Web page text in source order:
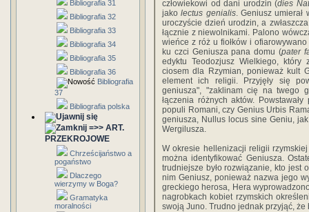
Bibliografia 31
Bibliografia 32
Bibliografia 33
Bibliografia 34
Bibliografia 35
Bibliografia 36
Bibliografia
37
Bibliografia polska
=>> ART.
PRZEKROJOWE
Chrześcijaństwo a
pogaństwo
Dlaczego
wierzymy w Boga?
Gramatyka
moralności
człowiekowi od dani urodzin (dies
jakolectus genialis. Geniusz umierał
uroczyście dzień urodzin, a
łącznie z niewolnikami. Palono
wieńce z róż u fiołków i
ku czci Geniusza pana domu (pater
edyktu Teodozjusz Wielkiego, który
ciosem dla Rzymian, ponieważ kult
element ich religii. Przyjęły się
geniusza", "zaklinam cię na twego
łączenia różnych aktów.
populi Romani, czy Genius Urbis
geniusza, Nullus locus sine Geniu,
Wergilusza.
W okresie hellenizacji religii
można identyfikować Geniusza.
trudniejsze było rozwiązanie, kto jest
nim Geniusz, ponieważ nazwa jego
greckiego herosa, Hera
nagrobkach kobiet rzymskich
swoją Juno. Trudno jednak przyjąć, że